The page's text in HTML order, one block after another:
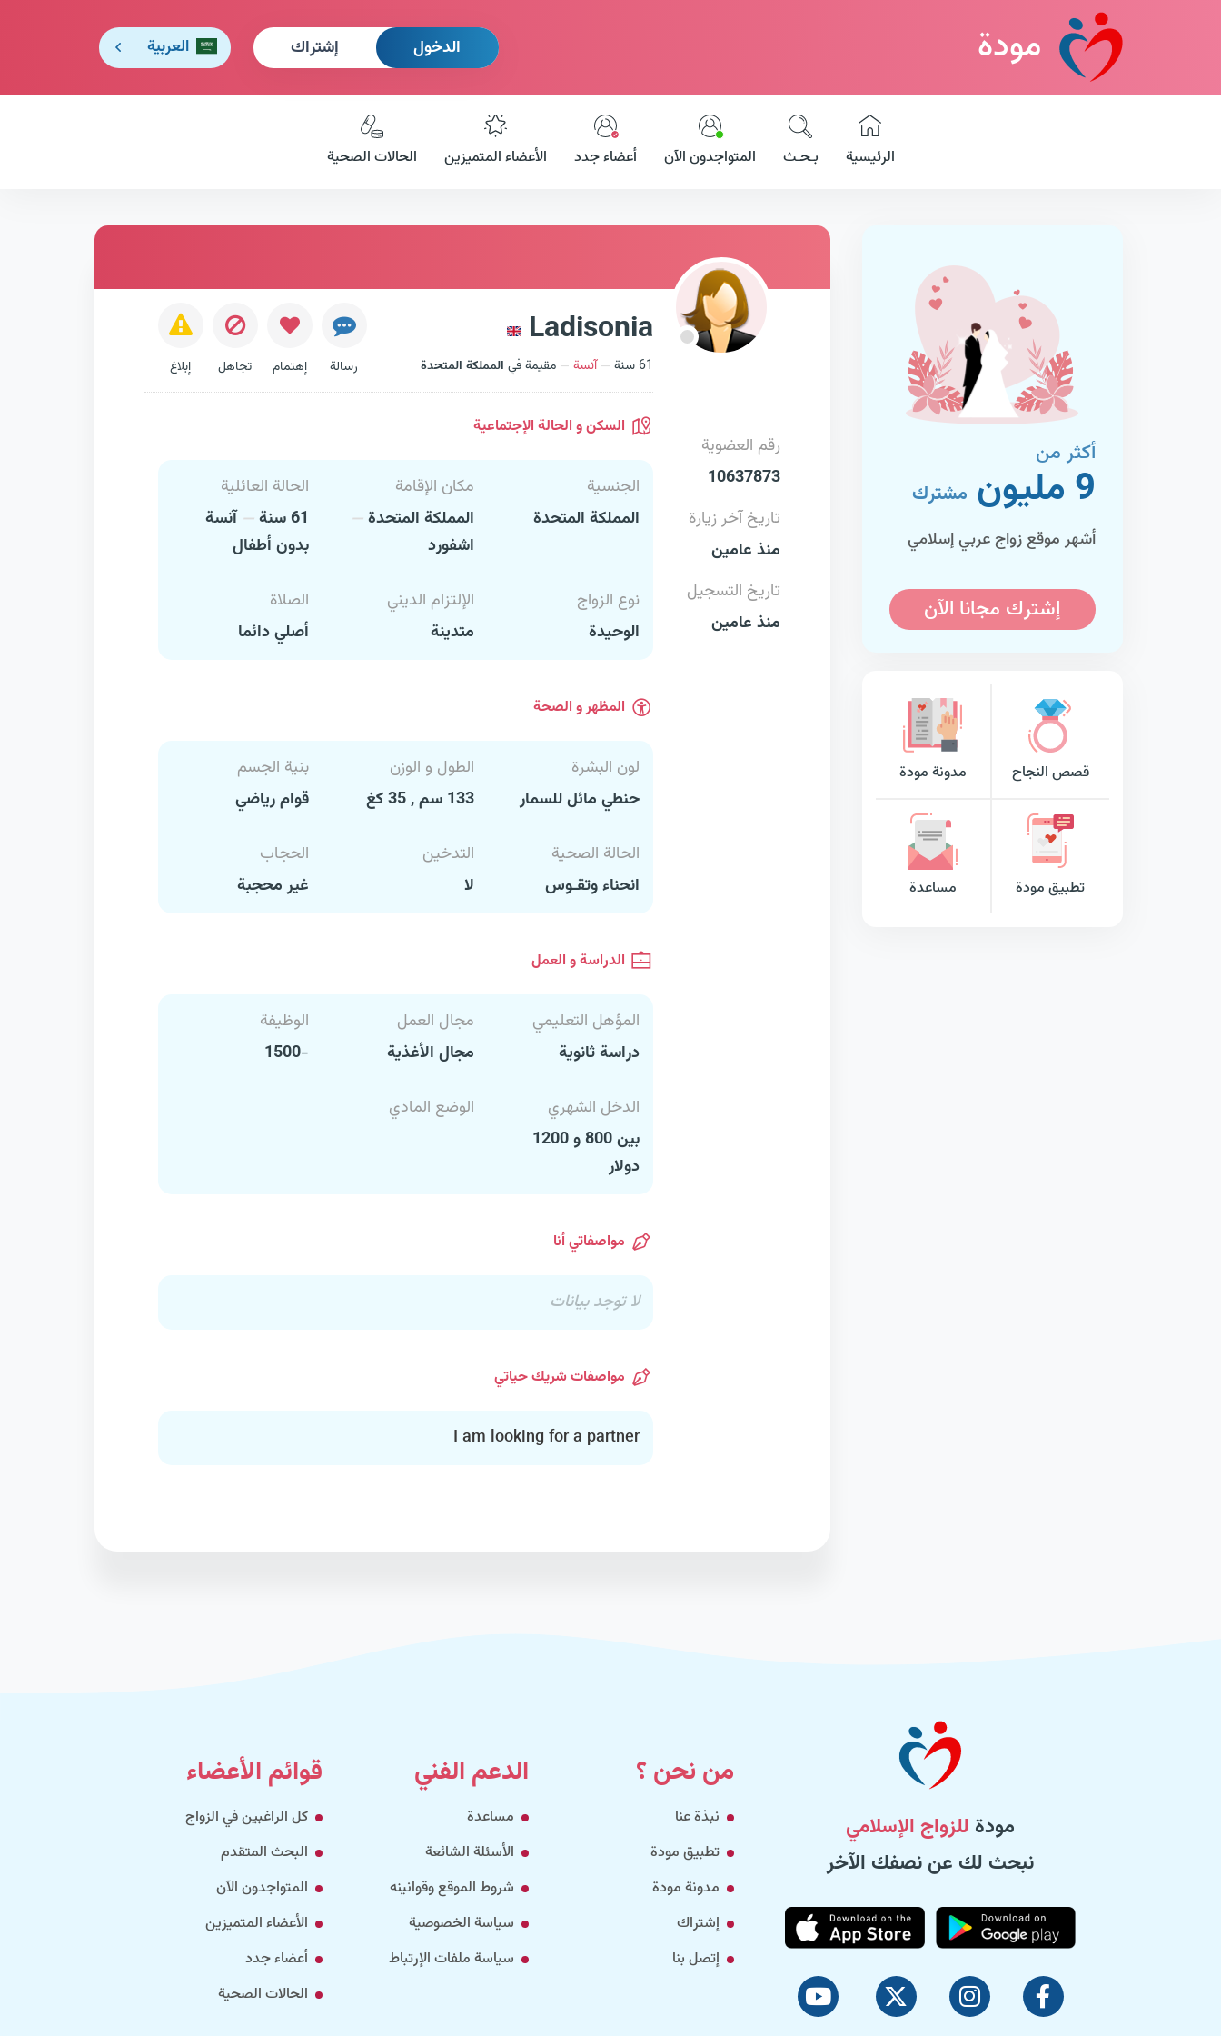
مودة الدخول إشتراك العربية
الرئيسية بـحـث المتواجدون الآن أعضاء جدد الأعضاء المتميزين الحالات الصحية
أكثر من
9 مليون مشترك
أشهر موقع زواج عربي إسلامي
إشترك مجانا الآن
قصص النجاح مدونة مودة
تطبيق مودة مساعدة
Ladisonia
61 سنة آنسة مقيمة في المملكة المتحدة رسالة إهتمام تجاهل إبلاغ
رقم العضوية
10637873
تاريخ آخر زيارة
منذ عامين
تاريخ التسجيل
منذ عامين
السكن و الحالة الإجتماعية
الجنسية
المملكة المتحدة
مكان الإقامة
المملكة المتحدة
اشفورد
الحالة العائلية
61 سنة
آنسة
بدون أطفال
نوع الزواج
الوحيدة
الإلتزام الديني
متدينة
الصلاة
أصلي دائما
المظهر و الصحة
لون البشرة
حنطي مائل للسمار
الطول و الوزن
133 سم , 35 كغ
بنية الجسم
قوام رياضي
الحالة الصحية
انحناء وتقـوس
التدخين
لا
الحجاب
غير محجبة
الدراسة و العمل
المؤهل التعليمي
دراسة ثانوية
مجال العمل
مجال الأغذية
الوظيفة
-1500
الدخل الشهري
بين 800 و 1200
دولار
الوضع المادي
مواصفاتي أنا
لا توجد بيانات
مواصفات شريك حياتي
I am looking for a partner
مودة للزواج الإسلامي
نبحث لك عن نصفك الآخر
من نحن ؟
نبذة عنا
تطبيق مودة
مدونة مودة
إشتراك
إتصل بنا
الدعم الفني
مساعدة
الأسئلة الشائعة
شروط الموقع وقوانينه
سياسة الخصوصية
سياسة ملفات الإرتباط
قوائم الأعضاء
كل الراغبين في الزواج
البحث المتقدم
المتواجدون الآن
الأعضاء المتميزين
أعضاء جدد
الحالات الصحية